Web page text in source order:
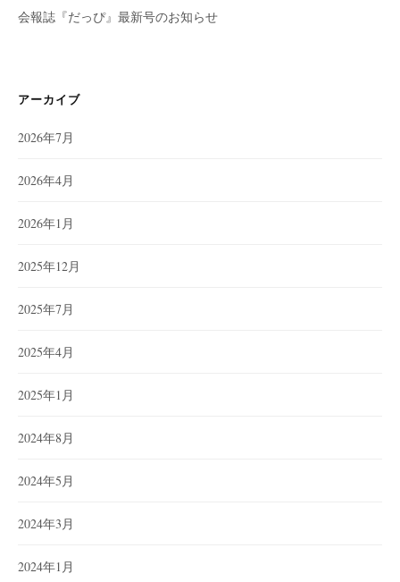
会報誌『だっぴ』最新号のお知らせ
アーカイブ
2026年7月
2026年4月
2026年1月
2025年12月
2025年7月
2025年4月
2025年1月
2024年8月
2024年5月
2024年3月
2024年1月